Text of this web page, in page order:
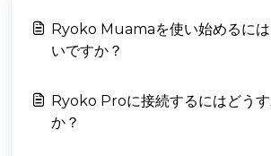
Ryoko Muamaを使い始めるには
いですか？
Ryoko Proに接続するにはどう
か？